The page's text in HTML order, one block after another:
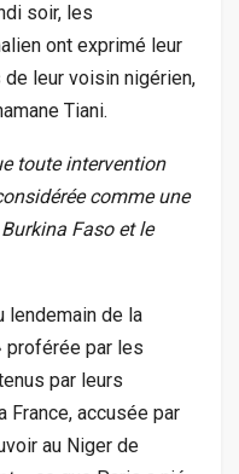
soir, les
ont exprimé leur
leur voisin nigérien,
Tiani.
toute intervention
comme une
Faso et le
lendemain de la
proférée par les
par leurs
France, accusée par
au Niger de